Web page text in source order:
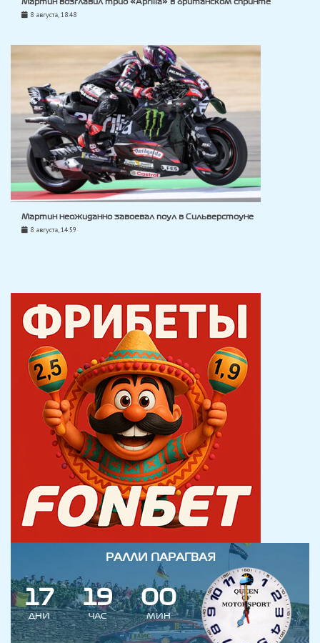
Мартин возглавил трио «Aprilia» в британском спринте
8 августа, 18:48
Мартин неожиданно завоевал поул в Сильверстоуне
8 августа, 14:59
РАЛЛИ ПАРАГВАЯ
17
ДНИ
19
ЧАС
00
МИН